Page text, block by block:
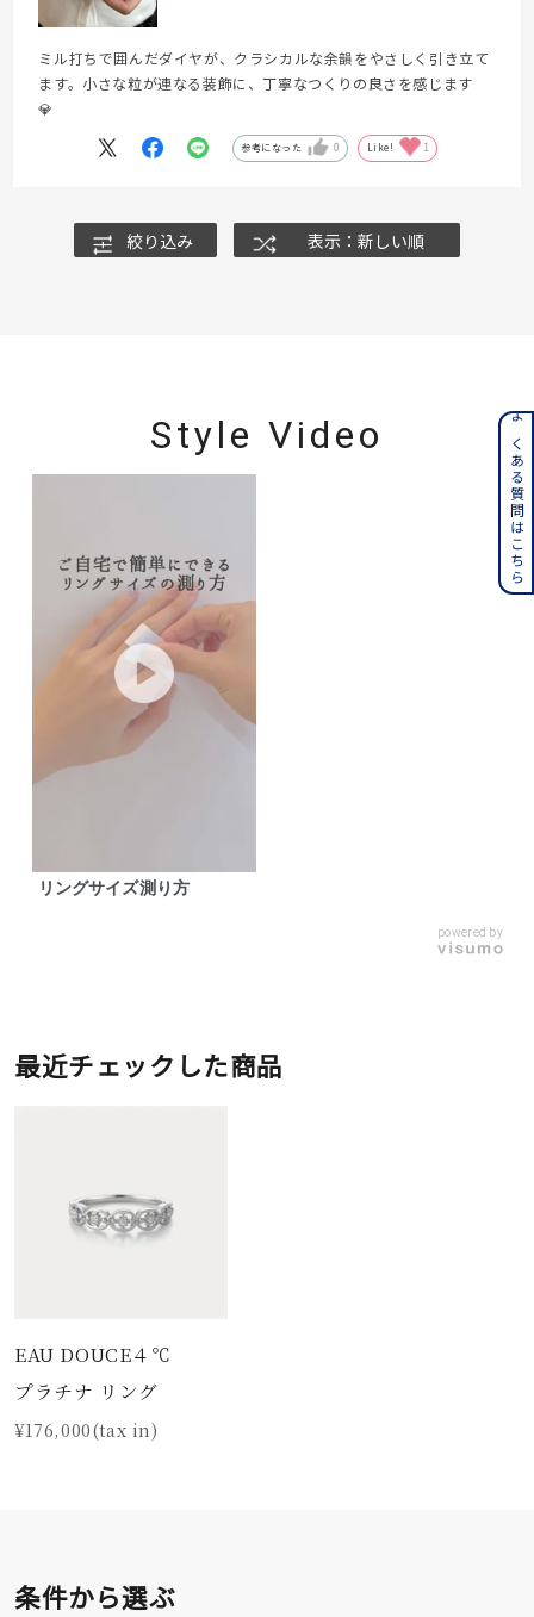
ミル打ちで囲んだダイヤが、クラシカルな余韻をやさしく引き立て
ます。小さな粒が連なる装飾に、丁寧なつくりの良さを感じます
💎
参考になった 0 Like! 1
絞り込み 表示：新しい順
Style Video
リングサイズ測り方
powered by
最近チェックした商品
EAU DOUCE４℃
プラチナ リング
¥176,000(tax in)
条件から選ぶ
よくある質問はこちら